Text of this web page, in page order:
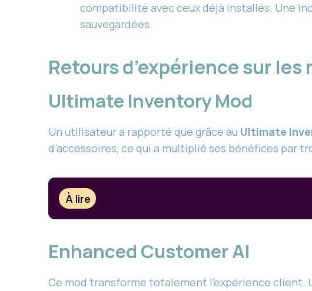
compatibilité avec ceux déjà installés. Une
sauvegardées.
Retours d’expérience sur
Ultimate Inventory Mod
Un utilisateur a rapporté que grâce au Ultimate
d’accessoires, ce qui a multiplié ses bénéfices par
À lire
Enhanced Customer AI
Ce mod transforme totalement l’expérience client.